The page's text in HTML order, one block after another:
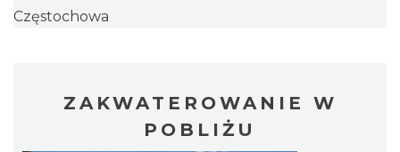
Częstochowa
ZAKWATEROWANIE W
POBLIŻU